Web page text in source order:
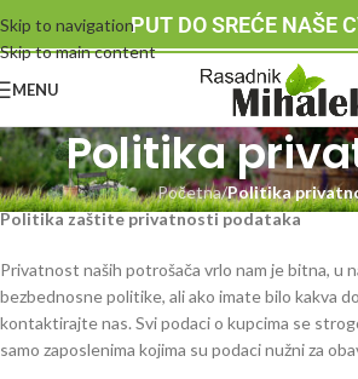
Skip to navigation
Skip to main content
PUT DO SREĆE NAŠE
MENU
Politika
Početna/Politika
Politika zaštite privatnosti podataka
Privatnost naših potrošača vrlo nam je bitna, u
bezbednosne politike, ali ako imate bilo kakva
kontaktirajte nas. Svi podaci o kupcima se
samo zaposlenima kojima su podaci nužni za